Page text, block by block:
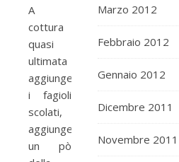
A
cottura
quasi
ultimata
aggiungete
i fagioli
scolati,
aggiungente
un pò
Marzo 2012
Febbraio 2012
Gennaio 2012
Dicembre 2011
Novembre 2011